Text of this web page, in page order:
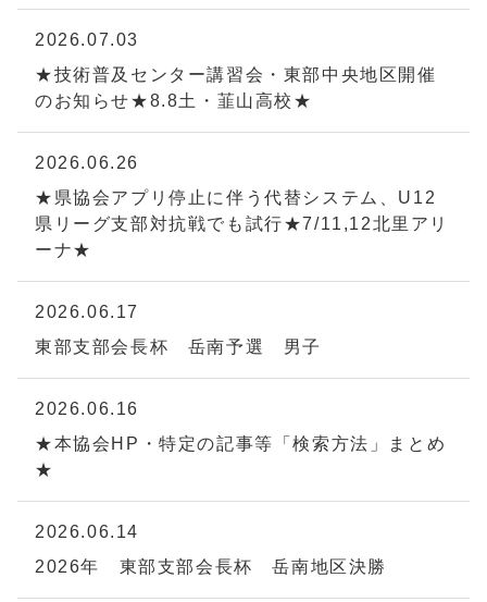
2026.07.03
★技術普及センター講習会・東部中央地区開催
のお知らせ★8.8土・韮山高校★
2026.06.26
★県協会アプリ停止に伴う代替システム、U12
県リーグ支部対抗戦でも試行★7/11,12北里アリ
ーナ★
2026.06.17
東部支部会長杯 岳南予選 男子
2026.06.16
★本協会HP・特定の記事等「検索方法」まとめ
★
2026.06.14
2026年 東部支部会長杯 岳南地区決勝